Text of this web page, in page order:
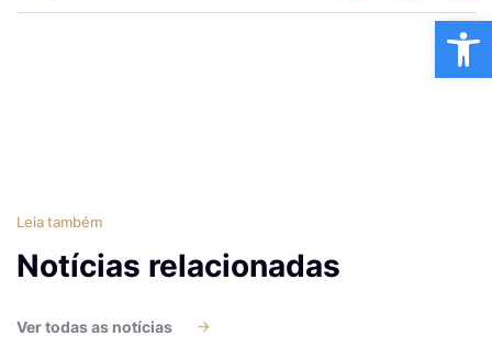
Leia também
Notícias relacionadas
Ver todas as notícias